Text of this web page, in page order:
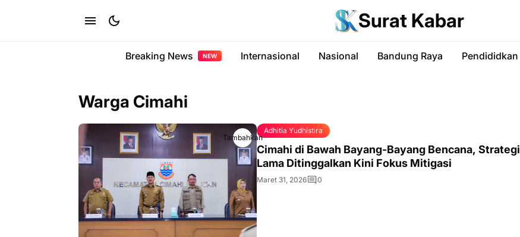
Surat Kabar
Breaking News NEW Internasional Nasional Bandung Raya Pendididkan
Warga Cimahi
Tambahkan
Adhitia Yudhistira
Cimahi di Bawah Bayang-Bayang Bencana, Strategi
Lama Ditinggalkan Kini Fokus Mitigasi
Maret 31, 2026 0